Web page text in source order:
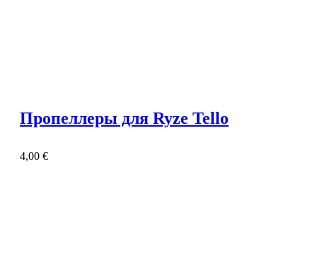
Пропеллеры для Ryze Tello
4,00 €